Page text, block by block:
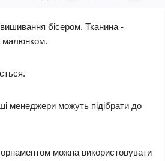
бісером. Тканина -
малюнком.
менеджери можуть підібрати до
можна використовувати